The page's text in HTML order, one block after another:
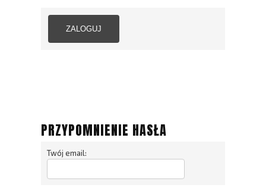
ZALOGUJ
PRZYPOMNIENIE HASŁA
Twój email: